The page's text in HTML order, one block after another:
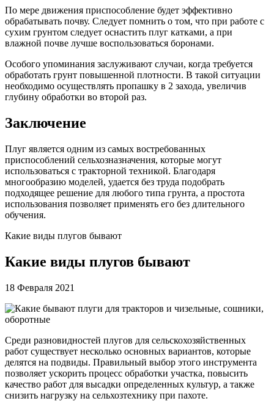
По мере движения приспособление будет эффективно
обрабатывать почву. Следует помнить о том, что при работе с
сухим грунтом следует оснастить плуг катками, а при
влажной почве лучше воспользоваться боронами.
Особого упоминания заслуживают случаи, когда требуется
обработать грунт повышенной плотности. В такой ситуации
необходимо осуществлять пропашку в 2 захода, увеличив
глубину обработки во второй раз.
Заключение
Плуг является одним из самых востребованных
приспособлений сельхозназначения, которые могут
использоваться с тракторной техникой. Благодаря
многообразию моделей, удается без труда подобрать
подходящее решение для любого типа грунта, а простота
использования позволяет применять его без длительного
обучения.
Какие виды плугов бывают
Какие виды плугов бывают
18 Февраля 2021
Среди разновидностей плугов для сельскохозяйственных
работ существует несколько основных вариантов, которые
делятся на подвиды. Правильный выбор этого инструмента
позволяет ускорить процесс обработки участка, повысить
качество работ для высадки определенных культур, а также
снизить нагрузку на сельхозтехнику при пахоте.